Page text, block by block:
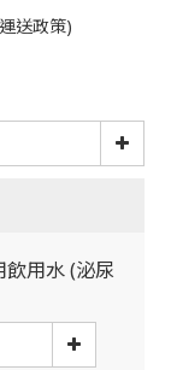
送政策)
飲用水 (泌尿